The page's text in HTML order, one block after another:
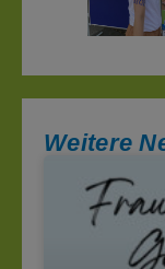
Weitere